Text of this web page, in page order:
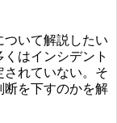
いて解説したい
はインシデント
れていない。そ
断を下すのかを解